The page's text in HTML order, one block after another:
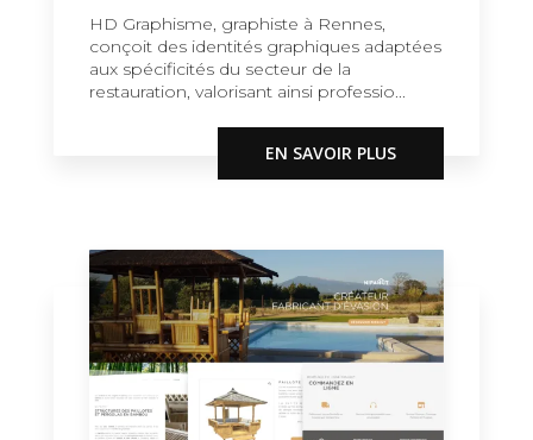
HD Graphisme, graphiste à Rennes,
conçoit des identités graphiques adaptées
aux spécificités du secteur de la
restauration, valorisant ainsi professio...
EN SAVOIR PLUS